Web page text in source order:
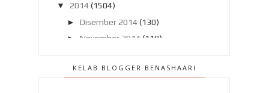
▼
2014 (1504)
► Disember 2014 (130)
► November 2014 (119)
Dilema seorang ibu…
KELAB BLOGGER BENASHAARI